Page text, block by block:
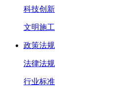
科技创新
文明施工
政策法规
法律法规
行业标准